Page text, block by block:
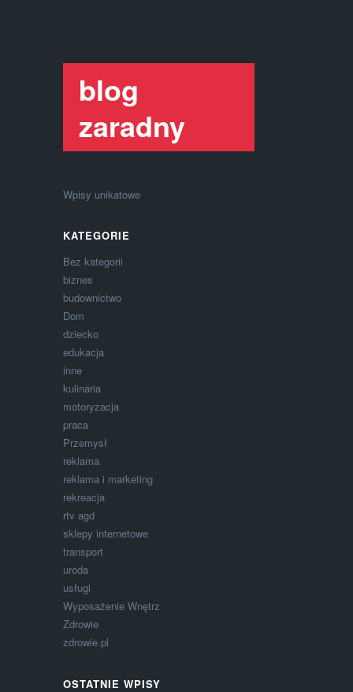
blog
zaradny
Wpisy unikatowe
KATEGORIE
Bez kategorii
biznes
budownictwo
Dom
dziecko
edukacja
inne
kulinaria
motoryzacja
praca
Przemysł
reklama
reklama i marketing
rekreacja
rtv agd
sklepy internetowe
transport
uroda
usługi
Wyposażenie Wnętrz
Zdrowie
zdrowie.pl
OSTATNIE WPISY